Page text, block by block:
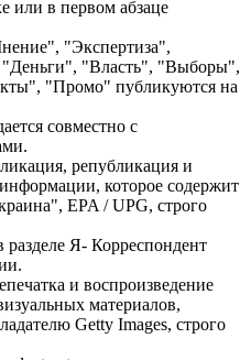
или в первом абзаце
"Экспертиза",
"Власть", "Выборы",
"Промо" публикуются на
совместно с
републикация и
которое содержит
EPA / UPG, строго
Я- Корреспондент
и воспроизведение
материалов,
Getty Images, строго